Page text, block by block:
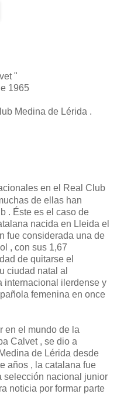
"
1965
Medina de Lérida .
en el Real Club
de ellas han
. Éste es el caso de
nacida en Lleida el
fue considerada una de
, con sus 1,67
de quitarse el
ciudad natal al
internacional ilerdense y
femenina en once
en el mundo de la
Calvet , se dio a
de Lérida desde
años , la catalana fue
selección nacional junior
noticia por formar parte